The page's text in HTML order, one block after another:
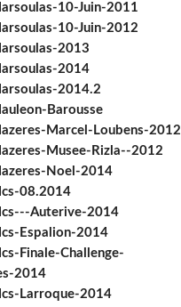
10-Juin-2011
10-Juin-2012
2013
2014
2014.2
Barousse
Marcel-Loubens-2012
Musee-Rizla--2012
Noel-2014
08.2014
Auterive-2014
Espalion-2014
Finale-Challenge-
2014
Larroque-2014